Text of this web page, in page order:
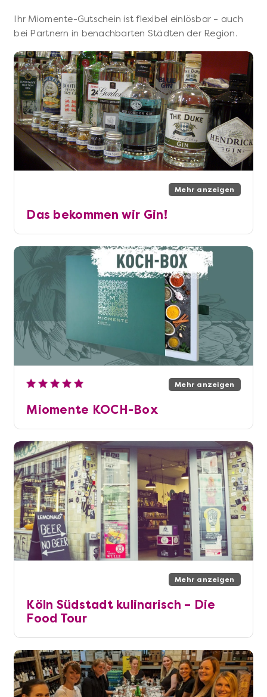
Ihr Miomente-Gutschein ist flexibel einlösbar – auch
bei Partnern in benachbarten Städten der Region.
Mehr anzeigen
Das bekommen wir Gin!
Mehr anzeigen
Miomente KOCH-Box
Mehr anzeigen
Köln Südstadt kulinarisch – Die
Food Tour